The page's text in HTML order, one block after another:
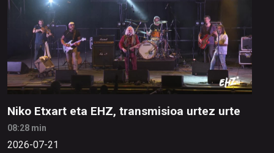
Niko Etxart eta EHZ, transmisioa urtez urte
08:28 min
2026-07-21